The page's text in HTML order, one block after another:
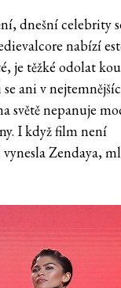
dnešní celebrity
nabízí
je těžké odolat
ani v
světě nepanuje
I když film není
Zendaya,